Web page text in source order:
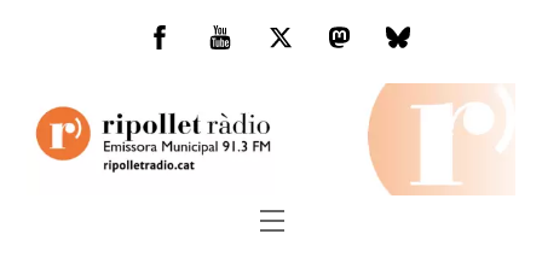
Facebook
You
TwitterMastodonBluesky
Menu